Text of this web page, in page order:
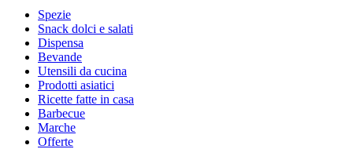
Spezie
Snack dolci e salati
Dispensa
Bevande
Utensili da cucina
Prodotti asiatici
Ricette fatte in casa
Barbecue
Marche
Offerte